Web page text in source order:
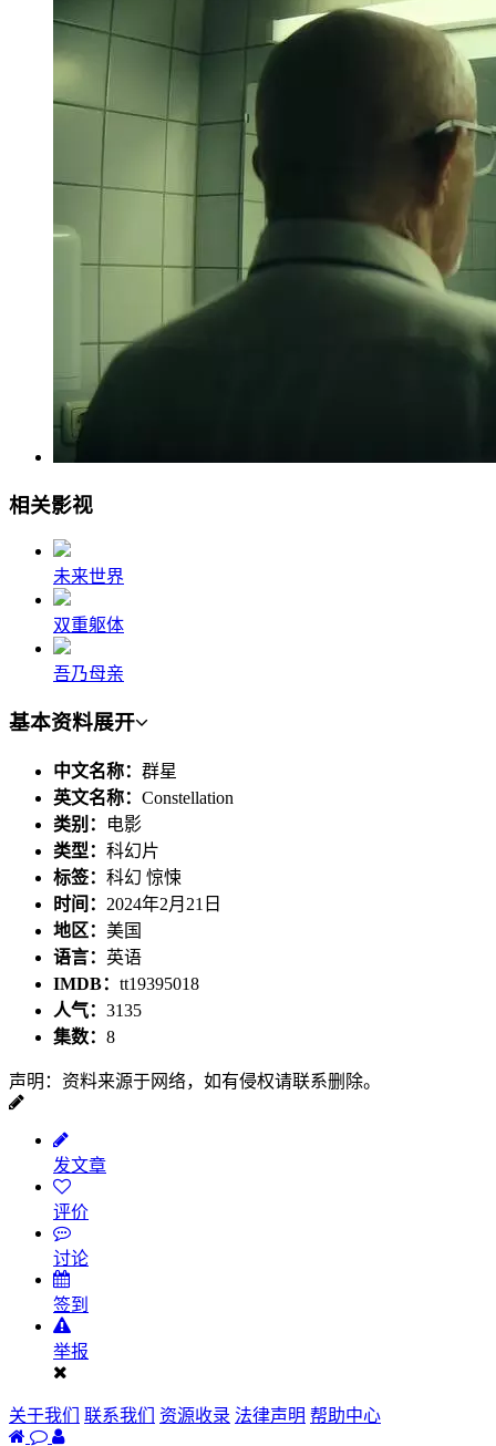
相关影视
未来世界
双重躯体
吾乃母亲
基本资料展开
中文名称： 群星
英文名称： Constellation
类别：
电影
类型： 科幻片
标签： 科幻 惊悚
时间： 2024年2月21日
地区： 美国
语言： 英语
IMDB： tt19395018
人气： 3135
集数： 8
声明：资料来源于网络，如有侵权请联系删除。
发文章
评价
讨论
签到
举报
关于我们 联系我们 资源收录 法律声明 帮助中心